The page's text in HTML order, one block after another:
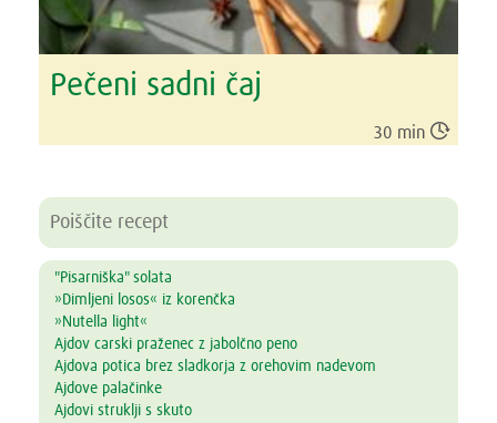
Pečeni sadni čaj
30 min 
"Pisarniška" solata
»Dimljeni losos« iz korenčka
»Nutella light«
Ajdov carski praženec z jabolčno peno
Ajdova potica brez sladkorja z orehovim nadevom
Ajdove palačinke
Ajdovi struklji s skuto